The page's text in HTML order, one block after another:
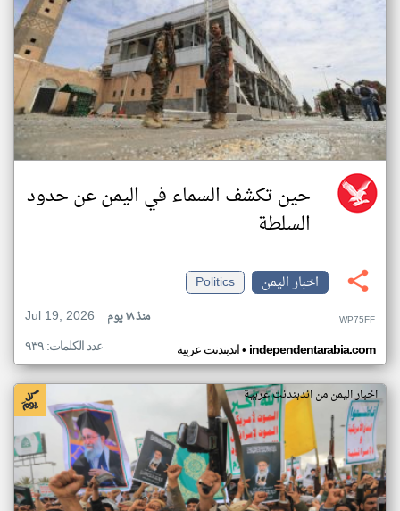
حين تكشف السماء في اليمن عن حدود
السلطة
اخبار اليمن
Politics
Jul 19, 2026
منذ ١٨ يوم WP75FF
اندبندنت عربية• independentarabia.com عدد الكلمات: ٩٣٩
اخبار اليمن من اندبندنت عربية